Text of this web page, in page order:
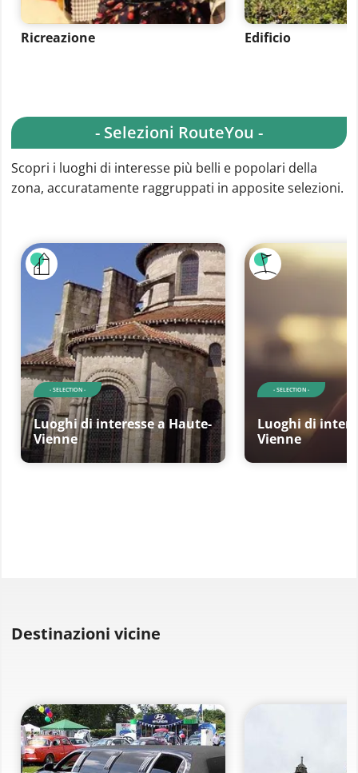
Ricreazione Edificio
- Selezioni RouteYou -
Scopri i luoghi di interesse più belli e popolari della
zona, accuratamente raggruppati in apposite selezioni.
- SELECTION -
Luoghi di interesse a Haute-
Vienne
- SELECTION -
Luoghi di
Vienne
Destinazioni vicine